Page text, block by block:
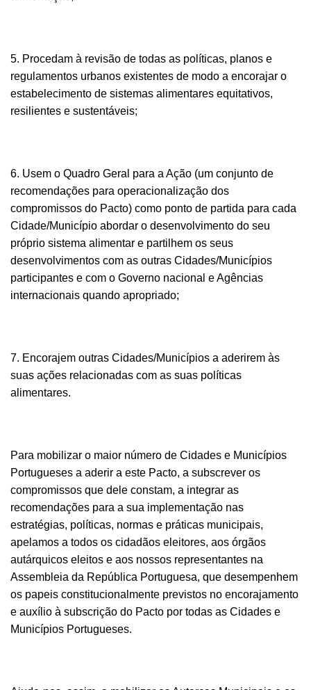
5. Procedam à revisão de todas as políticas, planos e
regulamentos urbanos existentes de modo a encorajar o
estabelecimento de sistemas alimentares equitativos,
resilientes e sustentáveis;
6. Usem o Quadro Geral para a Ação (um conjunto de
recomendações para operacionalização dos
compromissos do Pacto) como ponto de partida para cada
Cidade/Município abordar o desenvolvimento do seu
próprio sistema alimentar e partilhem os seus
desenvolvimentos com as outras Cidades/Municípios
participantes e com o Governo nacional e Agências
internacionais quando apropriado;
7. Encorajem outras Cidades/Municípios a aderirem às
suas ações relacionadas com as suas políticas
alimentares.
Para mobilizar o maior número de Cidades e Municípios
Portugueses a aderir a este Pacto, a subscrever os
compromissos que dele constam, a integrar as
recomendações para a sua implementação nas
estratégias, políticas, normas e práticas municipais,
apelamos a todos os cidadãos eleitores, aos órgãos
autárquicos eleitos e aos nossos representantes na
Assembleia da República Portuguesa, que desempenhem
os papeis constitucionalmente previstos no encorajamento
e auxílio à subscrição do Pacto por todas as Cidades e
Municípios Portugueses.